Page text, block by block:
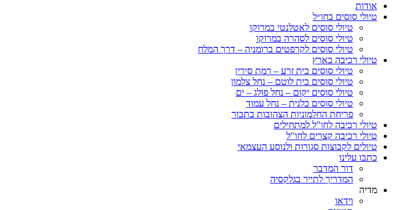
אודות
טיולי סוסים בחו״ל
טיולי סוסים לאטלנטי במרוקו
טיולי סוסים לסהרה במרוקו
טיולי סוסים לקרפטים ברומניה – דרך המלח
טיולי רכיבה בארץ
טיולי סוסים בית זרע – רמת סירין
טיולי סוסים בית לוטם – נחל צלמון
טיולי סוסים יקום – נחל פולג – ים
טיולי סוסים כלנית – נחל עמוד
פריחת החלמוניות הצהובות בתבור
טיולי רכיבה לחו"ל למתחילים
טיולי רכיבה קצרים לחו"ל
טיולים לקבוצות סגורות ולנוסע העצמאי
כתבו עלינו
דור המדבר
המדריך לתייר בגלקסיה
מדיה
וידאו